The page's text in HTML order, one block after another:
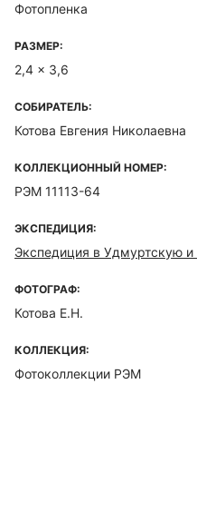
Фотопленка
РАЗМЕР:
2,4 x 3,6
СОБИРАТЕЛЬ:
Котова Евгения Николаевна
КОЛЛЕКЦИОННЫЙ НОМЕР:
РЭМ 11113-64
ЭКСПЕДИЦИЯ:
Экспедиция в Удмуртскую
ФОТОГРАФ:
Котова Е.Н.
КОЛЛЕКЦИЯ:
Фотоколлекции РЭМ